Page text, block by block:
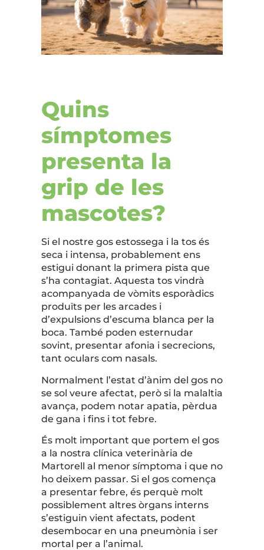
Quins
símptomes
presenta la
grip de les
mascotes?
Si el nostre gos estossega i la tos és
seca i intensa, probablement ens
estigui donant la primera pista que
s’ha contagiat. Aquesta tos vindrà
acompanyada de vòmits esporàdics
produïts per les arcades i
d’expulsions d’escuma blanca per la
boca. També poden esternudar
sovint, presentar afonia i secrecions,
tant oculars com nasals.
Normalment l’estat d’ànim del gos no
se sol veure afectat, però si la malaltia
avança, podem notar apatia, pèrdua
de gana i fins i tot febre.
És molt important que portem el gos
a la nostra clínica veterinària de
Martorell al menor símptoma i que no
ho deixem passar. Si el gos comença
a presentar febre, és perquè molt
possiblement altres òrgans interns
s’estiguin vient afectats, podent
desembocar en una pneumònia i ser
mortal per a l’animal.